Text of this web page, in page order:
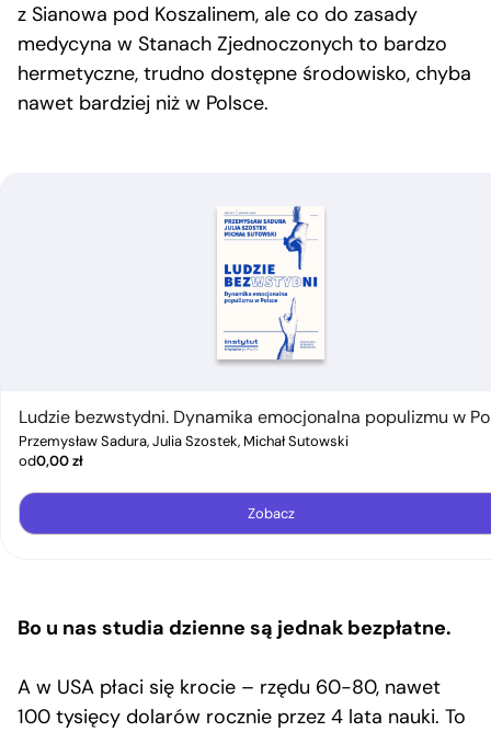
z Sianowa pod Koszalinem, ale co do zasady
medycyna w Stanach Zjednoczonych to bardzo
hermetyczne, trudno dostępne środowisko, chyba
nawet bardziej niż w Polsce.
Ludzie bezwstydni. Dynamika emocjonalna populizmu w
Przemysław Sadura, Julia Szostek, Michał Sutowski
od0,00zł
Zobacz
Bo u nas studia dzienne są jednak bezpłatne.
A w USA płaci się krocie – rzędu 60-80, nawet
100 tysięcy dolarów rocznie przez 4 lata nauki. To